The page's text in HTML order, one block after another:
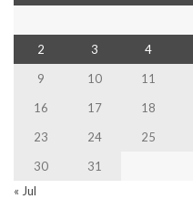
2
3 4
9
10 11
16
17 18
23
24 25
30
31
« Jul